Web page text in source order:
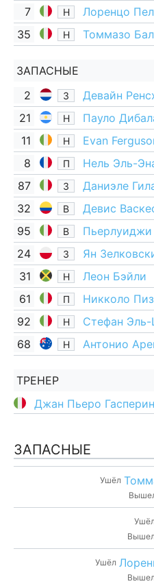
7 Н Лоренцо
35 Н Томмазо
ЗАПАСНЫЕ
2
З Девайн
21 Н Пауло
11 Н Evan
8 П Нель Эль-
87 З Даниэле
32 В
Девис
95
В
Пьерлуиджи
24
З
Ян
31
Н
Леон Бэйли
61
П
Никколо
92
Н
Стефан
68
Н Антонио
ТРЕНЕР
Джан Пьеро
ЗАПАСНЫЕ
Ушёл
Ушёл
Вышел
Ушёл
Вышел